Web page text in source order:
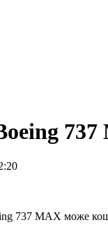
737 MAX може